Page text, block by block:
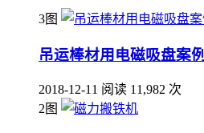
3图
吊运棒材用电磁吸盘案例
2018-12-11 阅读 11,982 次
2图